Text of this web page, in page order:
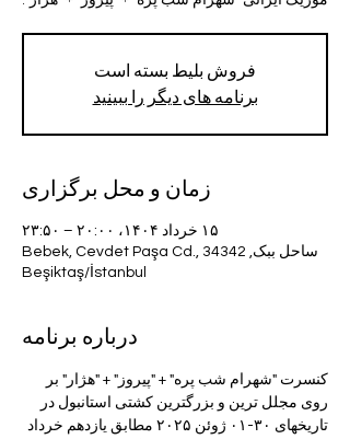
فروش بلیط بسته است
برنامه های دیگر را ببینید
زمان و محل برگزاری
۱۵ خرداد ۱۴۰۴، ۲۰:۰۰ – ۲۳:۵۰
ساحل ببک, Bebek, Cevdet Paşa Cd., 34342
Beşiktaş/İstanbul
درباره برنامه
کنسرت "شهرام شب پره" + "پیروز" + "هژار" بر
روی مجلل ترین و بزرگترین کشتی استانبول در
تاریخهای ۳۰-۰۱ ژوئن ۲۰۲۵ مطابق یازدهم خرداد